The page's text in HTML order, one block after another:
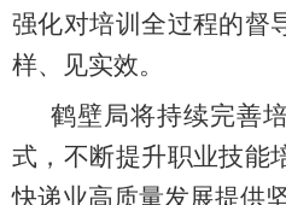
强化对培训全过程的督
样、见实效。
鹤壁局将持续完善
式，不断提升职业技能
快递业高质量发展提供